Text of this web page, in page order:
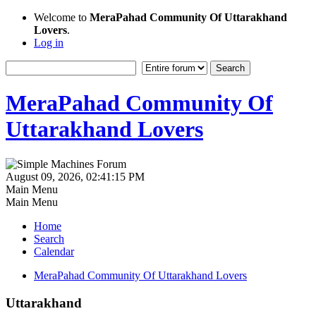
Welcome to MeraPahad Community Of Uttarakhand
Lovers.
Log in
MeraPahad Community Of
Uttarakhand Lovers
August 09, 2026, 02:41:15 PM
Main Menu
Main Menu
Home
Search
Calendar
MeraPahad Community Of Uttarakhand Lovers
Uttarakhand